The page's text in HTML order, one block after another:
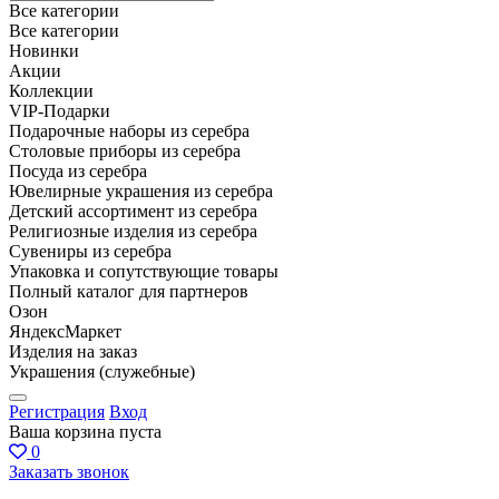
Все категории
Все категории
Новинки
Акции
Коллекции
VIP-Подарки
Подарочные наборы из серебра
Столовые приборы из серебра
Посуда из серебра
Ювелирные украшения из серебра
Детский ассортимент из серебра
Религиозные изделия из серебра
Сувениры из серебра
Упаковка и сопутствующие товары
Полный каталог для партнеров
Озон
ЯндексМаркет
Изделия на заказ
Украшения (служебные)
Регистрация Вход
Ваша корзина пуста
0
Заказать звонок